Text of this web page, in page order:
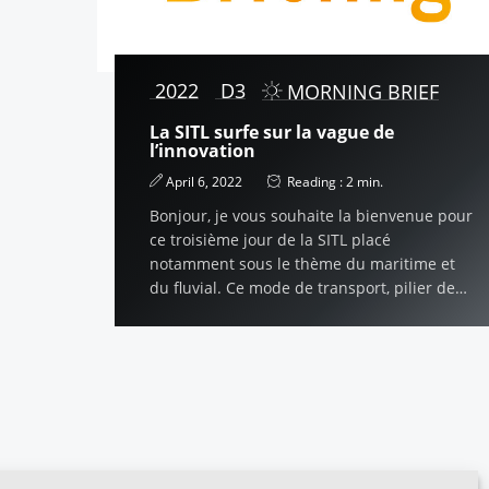
2022 D3 MORNING BRIEF
La SITL surfe sur la vague de
l’innovation
April 6, 2022 Reading :2 min.
Bonjour, je vous souhaite la bienvenue pour
ce troisième jour de la SITL placé
notamment sous le thème du maritime et
du fluvial. Ce mode de transport, pilier de